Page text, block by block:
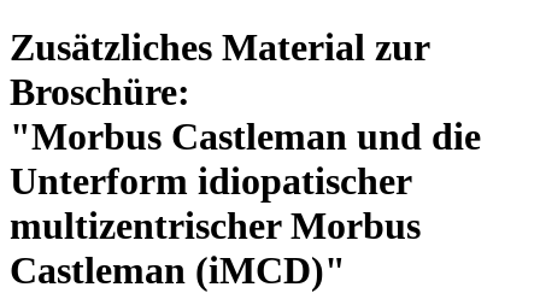
Zusätzliches Material zur
Broschüre:
"Morbus Castleman und die
Unterform idiopatischer
multizentrischer Morbus
Castleman (iMCD)"